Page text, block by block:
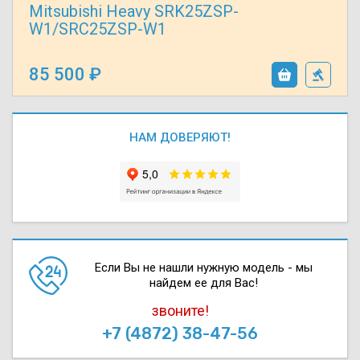
Mitsubishi Heavy SRK25ZSP-
W1/SRC25ZSP-W1
85 500
НАМ ДОВЕРЯЮТ!
Если Вы не нашли нужную модель - мы
найдем ее для Вас!
звоните!
+7 (4872) 38-47-56